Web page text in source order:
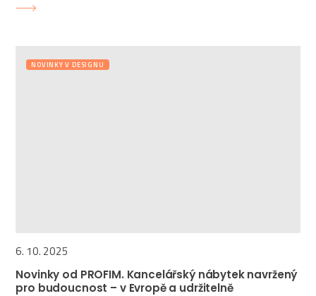
NOVINKY V DESIGNU
6. 10. 2025
Novinky od PROFIM. Kancelářský nábytek navržený
pro budoucnost – v Evropě a udržitelně